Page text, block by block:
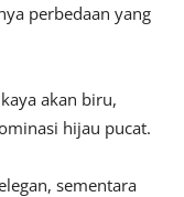
perbedaan yang
akan biru,
hijau pucat.
sementara